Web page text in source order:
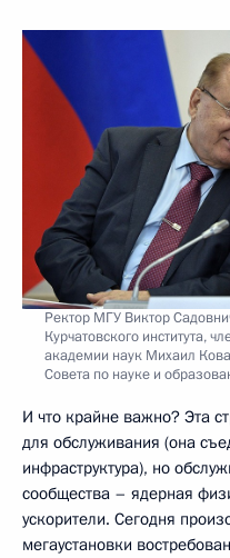
Ректор МГУ Виктор
Курчатовского института,
академии наук Михаил
Совета по науке и
И что крайне важно? Эта
для обслуживания (она
инфраструктура), но
сообщества – ядерная
ускорители. Сегодня
мегаустановки